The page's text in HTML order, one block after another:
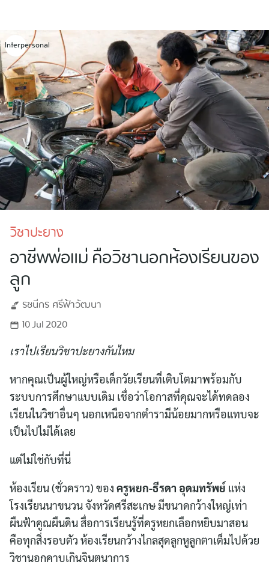
content
Interpersonal
วิชาปะยาง
อาชีพพ่อแม่ คือวิชานอกห้องเรียนของ
ลูก
รชนีกรศรีฟ้าวัฒนา
10 Jul 2020
เราไปเรียนวิชาปะยางกันไหม
หากคุณเป็นผู้ใหญ่หรือเด็กวัยเรียนที่เติบโตมาพร้อมกับ
ระบบการศึกษาแบบเดิม เชื่อว่าโอกาสที่คุณจะได้ทดลอง
เรียนในวิชาอื่นๆ นอกเหนือจากตำรามีน้อยมากหรือแทบจะ
เป็นไปไม่ได้เลย
แต่ไม่ใช่กับที่นี่
ห้องเรียน (ชั่วคราว) ของ ครูหยก-ธีรดา อุดมทรัพย์ แห่ง
โรงเรียนนาขนวน จังหวัดศรีสะเกษ มีขนาดกว้างใหญ่เท่า
ผืนฟ้าคูณผืนดิน สื่อการเรียนรู้ที่ครูหยกเลือกหยิบมาสอน
คือทุกสิ่งรอบตัว ห้องเรียนกว้างไกลสุดลูกหูลูกตาเต็มไปด้วย
วิชานอกคาบเกินจินตนาการ